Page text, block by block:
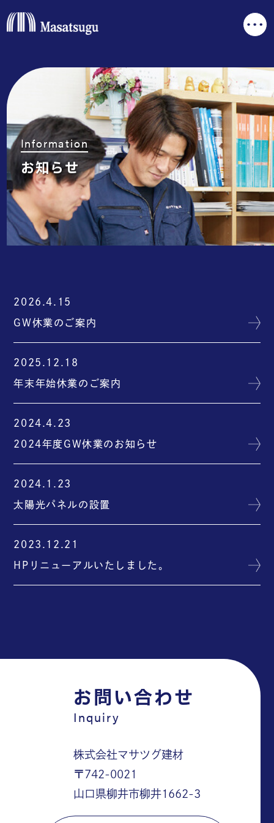
Information
お知らせ
2026.4.15
GW休業のご案内
2025.12.18
年末年始休業のご案内
2024.4.23
2024年度GW休業のお知らせ
2024.1.23
太陽光パネルの設置
2023.12.21
HPリニューアルいたしました。
お問い合わせ
Inquiry
株式会社マサツグ建材
〒742-0021
山口県柳井市柳井1662-3